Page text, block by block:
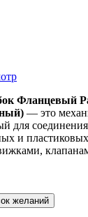
Фланцевый
— это
для
и
желаний